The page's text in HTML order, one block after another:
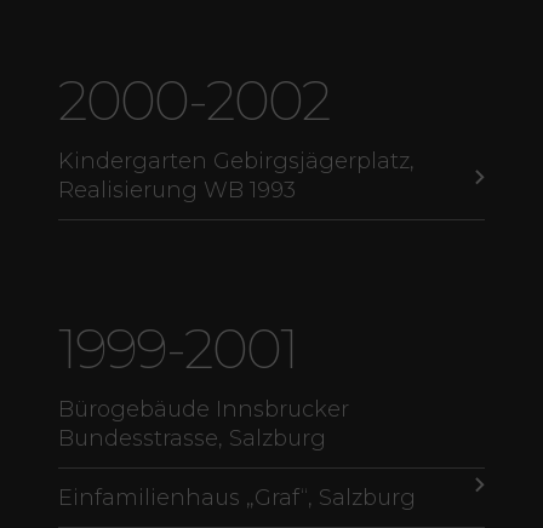
2000-2002
Kindergarten Gebirgsjägerplatz,
Realisierung WB 1993
1999-2001
Bürogebäude Innsbrucker
Bundesstrasse, Salzburg
Einfamilienhaus „Graf“, Salzburg